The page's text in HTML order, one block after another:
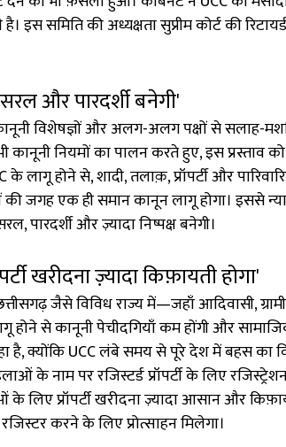
इस समिति की अध्यक्षता सुप्रीम कोर्ट की
और पारदर्शी बनेगी'
विशेषज्ञों और अलग-अलग पक्षों से सलाह-
कानूनी नियमों का पालन करते हुए, इस प्रस्ताव
के लागू होने से, शादी, तलाक़, प्रॉपर्टी और
जगह एक ही समान कानून लागू होगा। इससे
पारदर्शी और ज़्यादा निष्पक्ष बनेगी।
खरीदना ज़्यादा किफ़ायती होगा'
जैसे विविध राज्य में—जहाँ आदिवासी,
होने से कानूनी पेचीदगियाँ कम होंगी और सामाजिक
है, क्योंकि UCC लंबे समय से पूरे देश में बहस
के नाम पर रजिस्टर्ड प्रॉपर्टी के लिए
लिए प्रॉपर्टी खरीदना ज़्यादा आसान और
करने के लिए प्रोत्साहन मिलेगा।